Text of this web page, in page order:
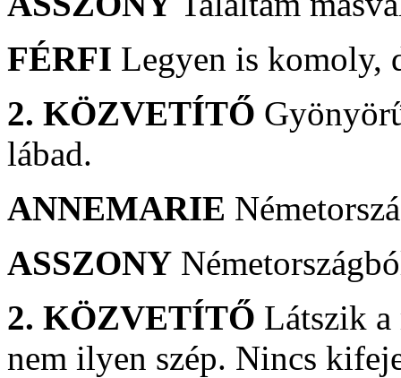
FÉRFI Legyen is komoly,
2. KÖZVETÍTŐ
lábad.
ANNEMARIE
ASSZONY
2. KÖZVETÍTŐ Látszik
nem ilyen szép. Nincs